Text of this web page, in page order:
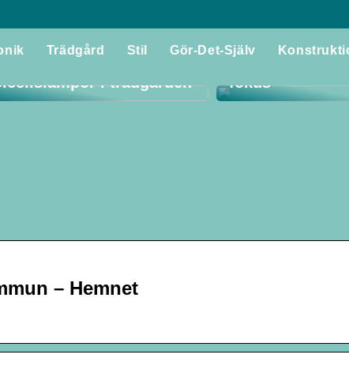
Trädgård Stil Gör-Det-Själv
i trädgården
Utforska
fokus
– Hemnet